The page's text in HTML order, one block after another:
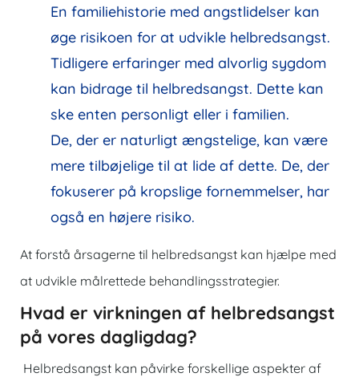
En familiehistorie med angstlidelser kan
øge risikoen for at udvikle helbredsangst.
Tidligere erfaringer med alvorlig sygdom
kan bidrage til helbredsangst. Dette kan
ske enten personligt eller i familien.
De, der er naturligt ængstelige, kan være
mere tilbøjelige til at lide af dette. De, der
fokuserer på kropslige fornemmelser, har
også en højere risiko.
At forstå årsagerne til helbredsangst kan hjælpe med
at udvikle målrettede behandlingsstrategier.
Hvad er virkningen af helbredsangst
på vores dagligdag?
Helbredsangst kan påvirke forskellige aspekter af